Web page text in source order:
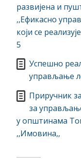
развијена и
,,Ефикасно
који се
5
Успешно
управљање
Приручник
за
у општинама
,,Имовина,,